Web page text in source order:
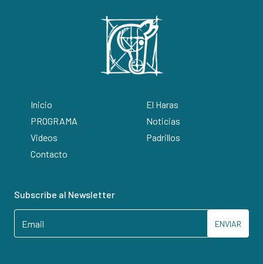
Inicio
El Haras
PROGRAMA
Noticias
Videos
Padrillos
Contacto
Subscribe al Newsletter
ENVIAR